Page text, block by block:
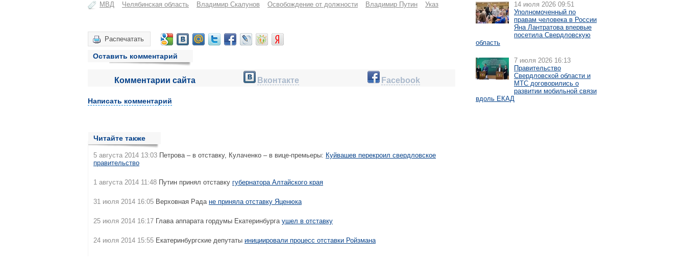
МВД Челябинская область Владимир Скалунов Освобождение от должности Владимир Путин Указ
Распечатать
Оставить комментарий
Комментарии сайта Вконтакте Facebook
Написать комментарий
Читайте также
5 августа 2014 13:03 Петрова – в отставку, Кулаченко – в вице-премьеры: Куйвашев перекроил свердловское
правительство
1 августа 2014 11:48 Путин принял отставку губернатора Алтайского края
31 июля 2014 16:05 Верховная Рада не приняла отставку Яценюка
25 июля 2014 16:17 Глава аппарата гордумы Екатеринбурга ушел в отставку
24 июля 2014 15:55 Екатеринбургские депутаты инициировали процесс отставки Ройзмана
14 июля 2026 09:51
Уполномоченный по
правам человека в России
Яна Лантратова впервые
посетила Свердловскую
область
7 июля 2026 16:13
Правительство
Свердловской области и
МТС договорились о
развитии мобильной связи
вдоль ЕКАД